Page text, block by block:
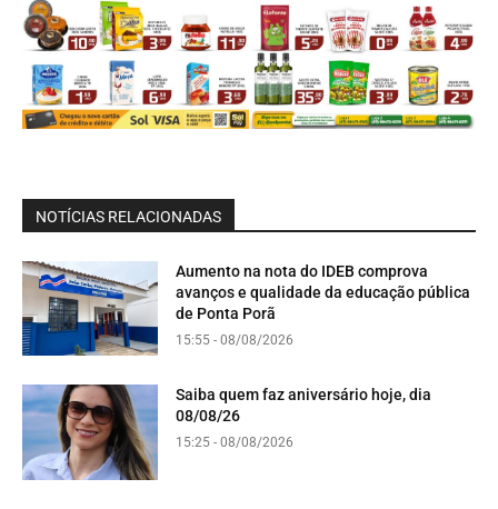
NOTÍCIAS RELACIONADAS
Aumento na nota do IDEB comprova
avanços e qualidade da educação pública
de Ponta Porã
15:55 - 08/08/2026
Saiba quem faz aniversário hoje, dia
08/08/26
15:25 - 08/08/2026